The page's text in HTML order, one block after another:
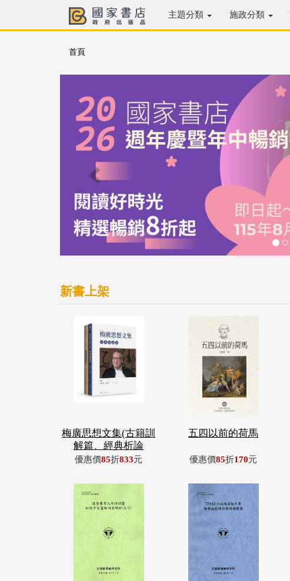
主題分類 施政分類
首頁
新書上架
梅廣思想文集(古籍訓
解篇、經典析論
優惠價85折833元
五四以前的荷馬
優惠價85折170元